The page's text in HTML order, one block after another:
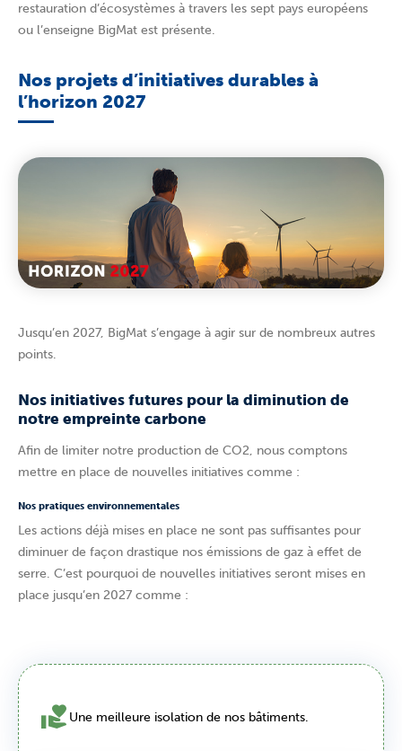
restauration d’écosystèmes à travers les sept pays européens
ou l’enseigne BigMat est présente.
Nos projets d’initiatives durables à
l’horizon 2027
Jusqu’en 2027, BigMat s’engage à agir sur de nombreux autres
points.
Nos initiatives futures pour la diminution de
notre empreinte carbone
Afin de limiter notre production de CO2, nous comptons
mettre en place de nouvelles initiatives comme :
Nos pratiques environnementales
Les actions déjà mises en place ne sont pas suffisantes pour
diminuer de façon drastique nos émissions de gaz à effet de
serre. C’est pourquoi de nouvelles initiatives seront mises en
place jusqu’en 2027 comme :
Une meilleure isolation de nos bâtiments.